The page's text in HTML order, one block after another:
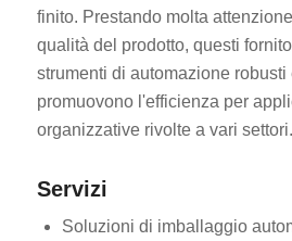
finito. Prestando molta
qualità del prodotto, questi
strumenti di automazione robusti
promuovono l'efficienza per
organizzative rivolte a vari settori.
Servizi
Soluzioni di imballaggio